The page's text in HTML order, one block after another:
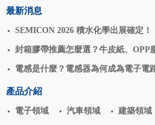
最新消息
SEMICON 2026 積水化學出展確定！
封箱膠帶推薦怎麼選？牛皮紙、OPP
電感是什麼？電感器為何成為電子電
產品介紹
電子領域 汽車領域 建築領域